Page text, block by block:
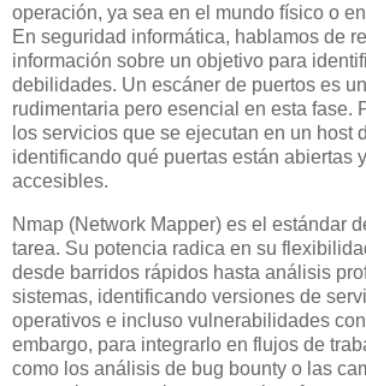
operación, ya sea en el mundo físico o
En seguridad informática, hablamos de
información sobre un objetivo para
debilidades. Un escáner de puertos es
rudimentaria pero esencial en esta fase.
los servicios que se ejecutan en un host
identificando qué puertas están abiertas
accesibles.
Nmap (Network Mapper) es el estándar
tarea. Su potencia radica en su
desde barridos rápidos hasta análisis
sistemas, identificando versiones de
operativos e incluso vulnerabilidades
embargo, para integrarlo en flujos de
como los análisis de bug bounty o las